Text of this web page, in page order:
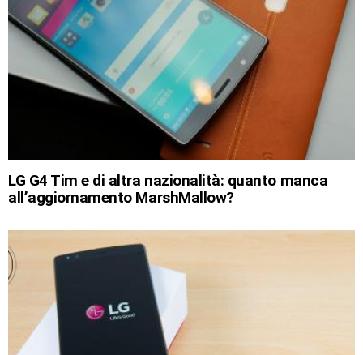
LG G4 Tim e di altra nazionalità: quanto manca
all’aggiornamento MarshMallow?